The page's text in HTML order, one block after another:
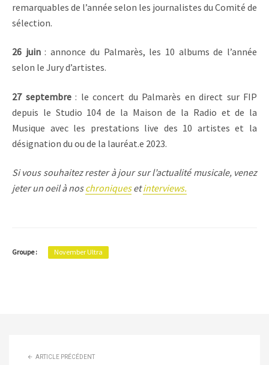
remarquables de l’année selon les journalistes du Comité de
sélection.
26 juin: annonce du Palmarès, les 10 albums de l’année
selon le Jury d’artistes.
27 septembre: le concert du Palmarès en direct sur FIP
depuis le Studio 104 de la Maison de la Radio et de la
Musique avec les prestations live des 10 artistes et la
désignation du ou de la lauréat.e 2023.
Si vous souhaitez rester à jour sur l’actualité musicale, venez
jeter un oeil à noschroniquesetinterviews.
Groupe : November Ultra
ARTICLE PRÉCÉDENT